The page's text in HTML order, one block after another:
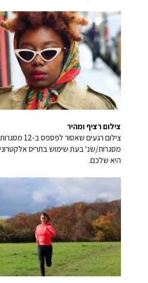
צילום רציף ומהיר
מסגרות/שנ' בעת שימוש בתריס
היא שלכם.